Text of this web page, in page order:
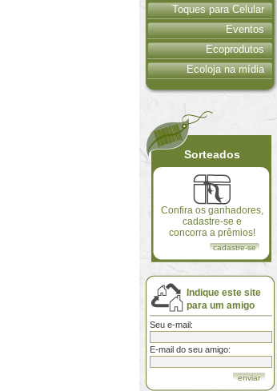
Toques para Celular
Eventos
Ecoprodutos
Ecoloja na mídia
Sorteados
Confira os ganhadores,
cadastre-se e
concorra a prêmios!
cadastre-se
Indique este site
para um amigo
Seu e-mail:
E-mail do seu amigo: